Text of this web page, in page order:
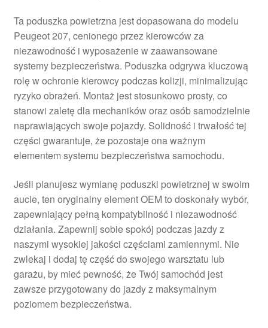
Ta poduszka powietrzna jest dopasowana do modelu
Peugeot 207, cenionego przez kierowców za
niezawodność i wyposażenie w zaawansowane
systemy bezpieczeństwa. Poduszka odgrywa kluczową
rolę w ochronie kierowcy podczas kolizji, minimalizując
ryzyko obrażeń. Montaż jest stosunkowo prosty, co
stanowi zaletę dla mechaników oraz osób samodzielnie
naprawiających swoje pojazdy. Solidność i trwałość tej
części gwarantuje, że pozostaje ona ważnym
elementem systemu bezpieczeństwa samochodu.
Jeśli planujesz wymianę poduszki powietrznej w swoim
aucie, ten oryginalny element OEM to doskonały wybór,
zapewniający pełną kompatybilność i niezawodność
działania. Zapewnij sobie spokój podczas jazdy z
naszymi wysokiej jakości częściami zamiennymi. Nie
zwlekaj i dodaj tę część do swojego warsztatu lub
garażu, by mieć pewność, że Twój samochód jest
zawsze przygotowany do jazdy z maksymalnym
poziomem bezpieczeństwa.